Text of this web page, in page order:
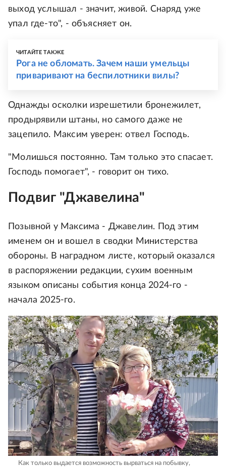
выход услышал - значит, живой. Снаряд уже
упал где-то", - объясняет он.
ЧИТАЙТЕ ТАКЖЕ
Рога не обломать. Зачем наши умельцы
приваривают на беспилотники вилы?
Однажды осколки изрешетили бронежилет,
продырявили штаны, но самого даже не
зацепило. Максим уверен: отвел Господь.
"Молишься постоянно. Там только это спасает.
Господь помогает", - говорит он тихо.
Подвиг "Джавелина"
Позывной у Максима - Джавелин. Под этим
именем он и вошел в сводки Министерства
обороны. В наградном листе, который оказался
в распоряжении редакции, сухим военным
языком описаны события конца 2024-го -
начала 2025-го.
Как только выдается возможность вырваться на побывку,